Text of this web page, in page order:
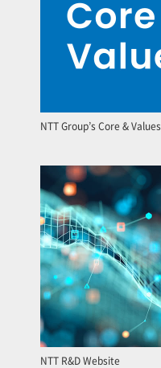
NTT Group’s Core & Values
NTT R&D Website